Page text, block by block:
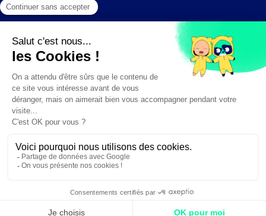
Mentions légales